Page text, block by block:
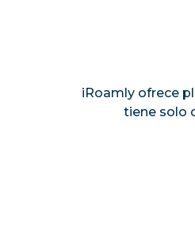
iRoamly ofrece
tiene solo